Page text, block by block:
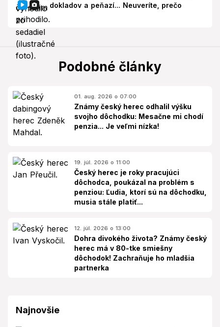
dokladov a peňazí... Neuveríte, prečo
Podobné články
01. aug. 2026 o 07:00
Známy český herec odhalil výšku
svojho dôchodku: Mesačne mi chodí
penzia... Je veľmi nízka!
19. júl. 2026 o 11:00
Český herec je roky pracujúci
dôchodca, poukázal na problém s
penziou: Ľudia, ktorí sú na dôchodku,
musia stále platiť...
12. júl. 2026 o 13:00
Dohra divokého života? Známy český
herec má v 80-tke smiešny
dôchodok! Zachraňuje ho mladšia
partnerka
Najnovšie